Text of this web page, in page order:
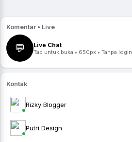
Komentar • Live
💬 Live Chat
Tap untuk buka • 650px • Tanpa login
Kontak
Rizky Blogger
Putri Design